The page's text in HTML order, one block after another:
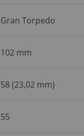
Gran Torpedo
102 mm
58 (23,02 mm)
55